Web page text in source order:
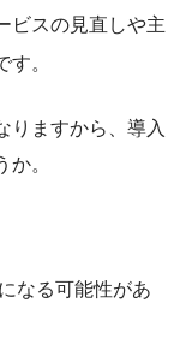
ビスの見直しや主
。
りますから、導入
。
なる可能性があ